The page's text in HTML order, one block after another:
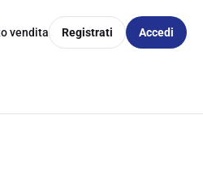
vendita Registrati Accedi